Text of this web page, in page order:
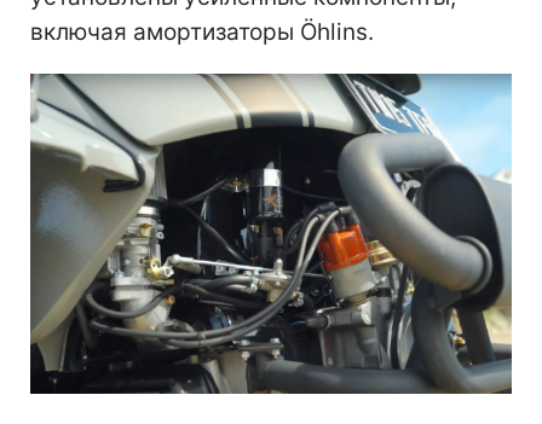
включая амортизаторы Öhlins.